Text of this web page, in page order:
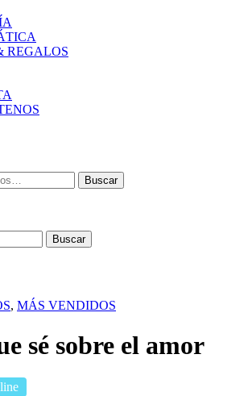
REGALOS
Buscar
Buscar
, MÁS VENDIDOS
sé sobre el amor